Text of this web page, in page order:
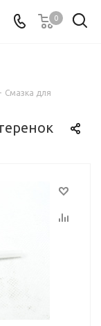
0
- Смазка для